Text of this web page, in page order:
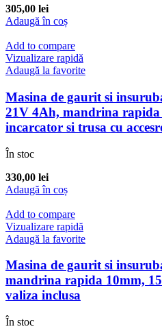
305,00 lei
Adaugă în coș
Add to compare
Vizualizare rapidă
Adaugă la favorite
Masina de gaurit si
21V 4Ah, mandrina rapida
incarcator si trusa cu
În stoc
330,00 lei
Adaugă în coș
Add to compare
Vizualizare rapidă
Adaugă la favorite
Masina de gaurit si
mandrina rapida 10mm,
valiza inclusa
În stoc